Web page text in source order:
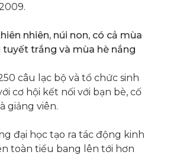
nhiên, núi non, có cả mùa
tuyết trắng và mùa hè nắng
câu lạc bộ và tổ chức sinh
cơ hội kết nối với bạn bè, cố
giảng viên.
đại học tạo ra tác động kinh
toàn tiểu bang lên tới hơn